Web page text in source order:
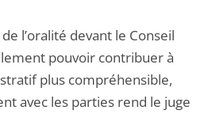
l’oralité devant le Conseil
pouvoir contribuer à
plus compréhensible,
avec les parties rend le juge